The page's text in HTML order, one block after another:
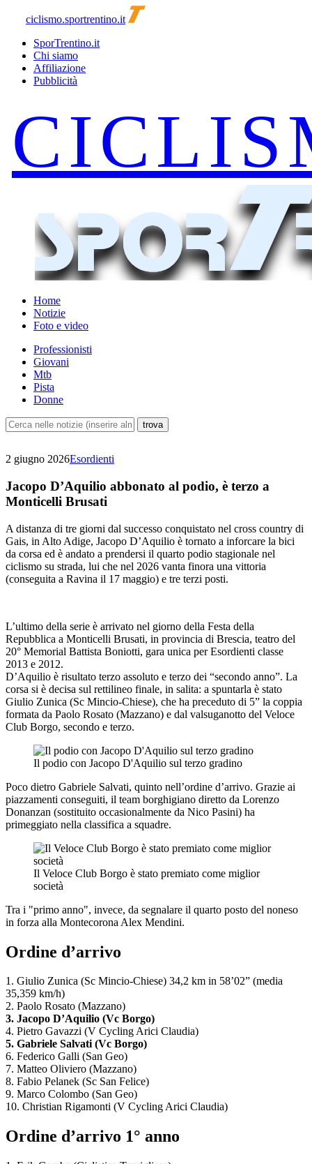
ciclismo.sportrentino.it
SporTrentino.it
Chi siamo
Affiliazione
Pubblicità
Home
Notizie
Foto e video
Professionisti
Giovani
Mtb
Pista
Donne
2 giugno 2026Esordienti
Jacopo D’Aquilio abbonato al podio, è terzo a
Monticelli Brusati
A distanza di tre giorni dal successo conquistato nel cross country di
Gais, in Alto Adige, Jacopo D’Aquilio è tornato a inforcare la bici
da corsa ed è andato a prendersi il quarto podio stagionale nel
ciclismo su strada, lui che nel 2026 vanta finora una vittoria
(conseguita a Ravina il 17 maggio) e tre terzi posti.
L’ultimo della serie è arrivato nel giorno della Festa della
Repubblica a Monticelli Brusati, in provincia di Brescia, teatro del
20° Memorial Battista Boniotti, gara unica per Esordienti classe
2013 e 2012.
D’Aquilio è risultato terzo assoluto e terzo dei “secondo anno”. La
corsa si è decisa sul rettilineo finale, in salita: a spuntarla è stato
Giulio Zunica (Sc Mincio-Chiese), che ha preceduto di 5” la coppia
formata da Paolo Rosato (Mazzano) e dal valsuganotto del Veloce
Club Borgo, secondo e terzo.
Il podio con Jacopo D'Aquilio sul terzo gradino
Poco dietro Gabriele Salvati, quinto nell’ordine d’arrivo. Grazie ai
piazzamenti conseguiti, il team borghigiano diretto da Lorenzo
Donanzan (sostituito occasionalmente da Nico Pasini) ha
primeggiato nella classifica a squadre.
Il Veloce Club Borgo è stato premiato come miglior
società
Tra i "primo anno", invece, da segnalare il quarto posto del noneso
in forza alla Montecorona Alex Mendini.
Ordine d’arrivo
1. Giulio Zunica (Sc Mincio-Chiese) 34,2 km in 58’02” (media
35,359 km/h)
2. Paolo Rosato (Mazzano)
3. Jacopo D’Aquilio (Vc Borgo)
4. Pietro Gavazzi (V Cycling Arici Claudia)
5. Gabriele Salvati (Vc Borgo)
6. Federico Galli (San Geo)
7. Matteo Oliviero (Mazzano)
8. Fabio Pelanek (Sc San Felice)
9. Marco Colombo (San Geo)
10. Christian Rigamonti (V Cycling Arici Claudia)
Ordine d’arrivo 1° anno